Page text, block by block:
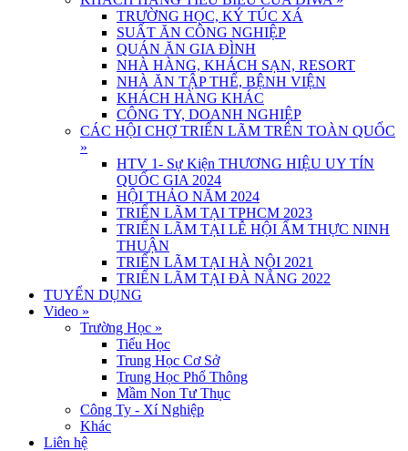
TRƯỜNG HỌC, KÝ TÚC XÁ
SUẤT ĂN CÔNG NGHIỆP
QUÁN ĂN GIA ĐÌNH
NHÀ HÀNG, KHÁCH SẠN, RESORT
NHÀ ĂN TẬP THỂ, BỆNH VIỆN
KHÁCH HÀNG KHÁC
CÔNG TY, DOANH NGHIỆP
CÁC HỘI CHỢ TRIỂN LÃM TRÊN TOÀN QUỐC
»
HTV 1- Sự Kiện THƯƠNG HIỆU UY TÍN
QUỐC GIA 2024
HỘI THẢO NĂM 2024
TRIỂN LÃM TẠI TPHCM 2023
TRIỂN LÃM TẠI LỄ HỘI ẨM THỰC NINH
THUẬN
TRIỂN LÃM TẠI HÀ NỘI 2021
TRIỂN LÃM TẠI ĐÀ NẴNG 2022
TUYỂN DỤNG
Video »
Trường Học »
Tiểu Học
Trung Học Cơ Sở
Trung Học Phổ Thông
Mầm Non Tư Thục
Công Ty - Xí Nghiệp
Khác
Liên hệ